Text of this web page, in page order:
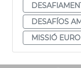
DESAFÍOS
MISSIÓ